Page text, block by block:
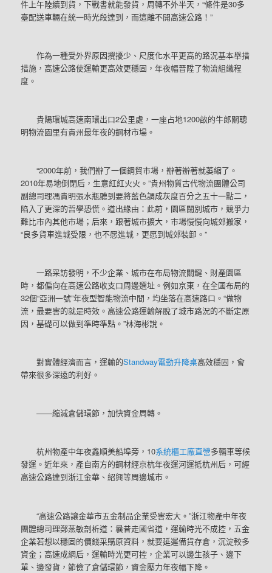
件上午陸續到貨，下戰書就能發貨，周轉不外半天，“條件是30多
臺配送車輛在統一時光段達到，而這離不開高速公路！”
作為一種受外界原因攪擾少、尺度化水平更高的路況基本舉措
措施，高速公路使運輸更高效更穩固，年夜幅晉陞了物流組織程
度。
貴陽環城高速南環出口2公里處，一座占地1200畝的牛郎關聰
明物流園里有貴州最年夜的鋼材市場。
“2000年前，我們辦了一個鋼貿市場，辦著辦著就萎縮了。
2010年易地倒閉后，生意紅紅火火。”貴州物質古代物流團體公司
副總司理馮貴明張水瓶聽到要將藍色調成灰度百分之五十一點二，
陷入了更深的哲學恐慌。道出緣由：此前，園區闊別城市，競爭力
難比市內其他市場；后來，跟著城市擴大，市場慢慢向城郊搬家，
“良多貨車進城受限，也不愿進城，更愿到城郊裝卸。”
一路采訪發明，不少企業、城市在布局物流關鍵、財產園區
時，都偏向在高速公路收支口周邊選址。例如京東，在全國布局的
32個“亞洲一號”年夜型智能物流中間，均坐落在高速路口。“做物
流，最要害的就是時效。高速公路運輸解脫了城市路況的不斷定原
因，基礎可以做到準時準點。”林海彬說。
對實體經濟而言，運輸的Standway電動升降桌高效穩固，會
帶來很多深遠的利好。
——縮減倉儲環節，加快資金周轉。
杭州物產中年夜鑫順美船埠旁，10系統櫃工廠直營多輛車等候
發運。近年來，產自南方的鋼材經京杭年夜運河運抵杭州后，可經
高速公路達到浙江金華、紹興等周邊城市。
“高速公路讓金華市五金制品企業受害宏大。”浙江物產中年夜
團體總司理鄭燕敏剖析道：曩昔走國省道，運輸時光不成控，五金
企業若想以穩固的價錢采購原資料，就要延遲備貨存倉，沉淀較多
資金；高速成網后，運輸時光更可控，企業可以邊生孩子、邊下
單、邊發貨，節儉了倉儲環節，資金壓力年夜幅下降。